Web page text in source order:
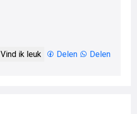
Vind ik leuk Delen Delen